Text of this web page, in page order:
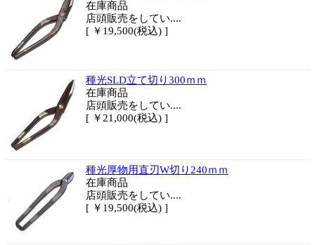
在庫商品
店頭販売をしてい....
[ ￥19,500(税込) ]
種光SLD立て切り300ｍｍ
在庫商品
店頭販売をしてい....
[ ￥21,000(税込) ]
種光厚物用直刃W切り240ｍｍ
在庫商品
店頭販売をしてい....
[ ￥19,500(税込) ]